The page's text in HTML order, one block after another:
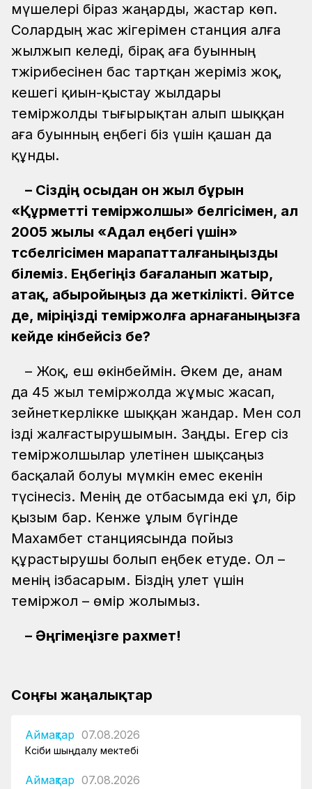
мүшелері біраз жаңарды, жастар көп.
Солардың жас жігерімен станция алға
жылжып келеді, бірақ аға буынның
тәжірибесінен бас тартқан жеріміз жоқ,
кешегі қиын-қыстау жылдары
теміржолды тығырықтан алып шыққан
аға буынның еңбегі біз үшін қашан да
құнды.
– Сіздің осыдан он жыл бұрын
«Құрметті теміржолшы» белгісімен, ал
2005 жылы «Адал еңбегі үшін»
төсбелгісімен марапатталғаныңызды
білеміз. Еңбегіңіз бағаланып жатыр,
атақ, абыройыңыз да жеткілікті. Әйтсе
де, өміріңізді теміржолға арнағаныңызға
кейде өкінбейсіз бе?
– Жоқ, еш өкінбеймін. Әкем де, анам
да 45 жыл теміржолда жұмыс жасап,
зейнеткерлікке шыққан жандар. Мен сол
ізді жалғастырушымын. Заңды. Егер сіз
теміржолшылар әулетінен шықсаңыз
басқалай болуы мүмкін емес екенін
түсінесіз. Менің де отбасымда екі ұл, бір
қызым бар. Кенже ұлым бүгінде
Махамбет станциясында пойыз
құрастырушы болып еңбек етуде. Ол –
менің ізбасарым. Біздің әулет үшін
теміржол – өмір жолымыз.
– Әңгімеңізге рахмет!
Соңғы жаңалықтар
Аймақтар 07.08.2026
Кәсіби шыңдалу мектебі
Аймақтар 07.08.2026